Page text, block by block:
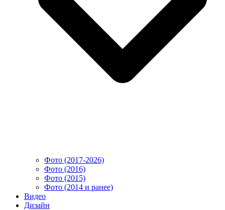
Фото (2017-2026)
Фото (2016)
Фото (2015)
Фото (2014 и ранее)
Видео
Дизайн